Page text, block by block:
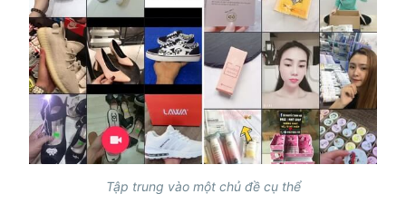
Tập trung vào một chủ đề cụ thể